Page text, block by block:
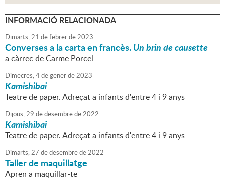
INFORMACIÓ RELACIONADA
Dimarts,21 defebrerde2023
Converses a la carta en francès.Un brin de causette
a càrrec de Carme Porcel
Dimecres,4degenerde2023
Kamishibai
Teatre de paper. Adreçat a infants d'entre 4 i 9 anys
Dijous,29 dedesembrede2022
Kamishibai
Teatre de paper. Adreçat a infants d'entre 4 i 9 anys
Dimarts,27 dedesembrede2022
Taller de maquillatge
Apren a maquillar-te